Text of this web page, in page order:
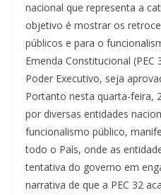
nacional que representa a
objetivo é mostrar os
públicos e para o
Emenda Constitucional
Poder Executivo, seja
Portanto nesta quarta-feira,
por diversas entidades
funcionalismo público,
todo o País, onde as
tentativa do governo em
narrativa de que a PEC 32